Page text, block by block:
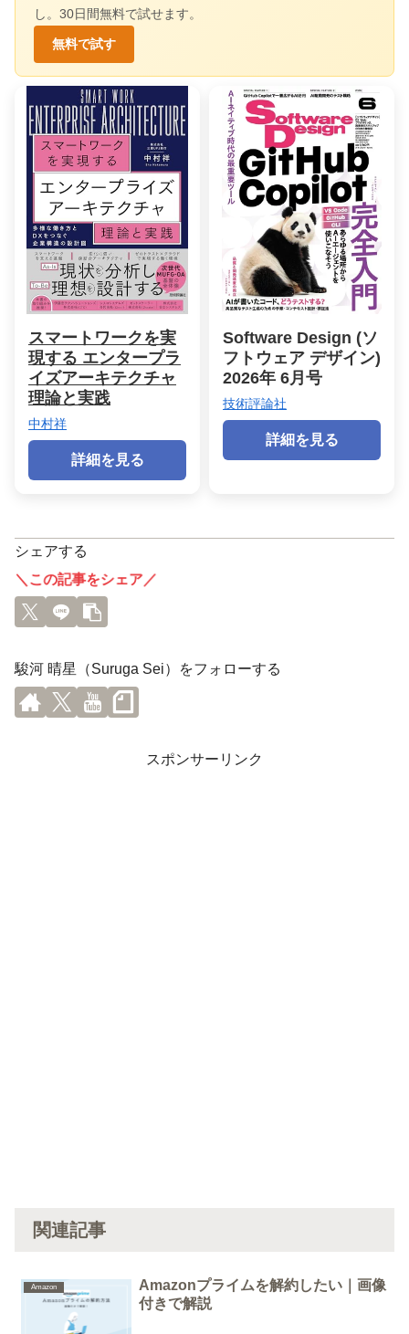
し。30日間無料で試せます。
無料で試す
スマートワークを実
現する エンタープラ
イズアーキテクチャ
理論と実践
中村祥
詳細を見る
Software Design (ソ
フトウェア デザイン)
2026年 6月号
技術評論社
詳細を見る
シェアする
＼この記事をシェア／
駿河 晴星（Suruga Sei）をフォローする
スポンサーリンク
関連記事
Amazon
Amazonプライムを解約したい｜画像
付きで解説